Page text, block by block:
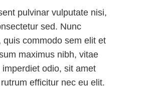
pulvinar vulputate nisi,
sed. Nunc
commodo sem elit et
maximus nibh, vitae
odio, sit amet
efficitur nec eu elit.